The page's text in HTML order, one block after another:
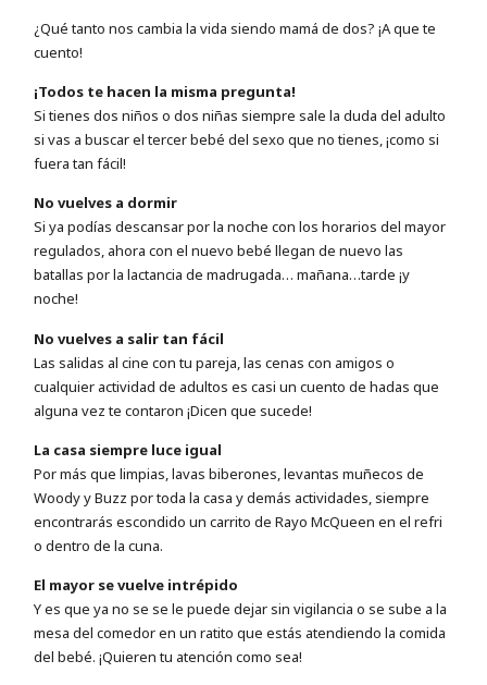
¿Qué tanto nos cambia la vida siendo mamá de dos? ¡A que te
cuento!
¡Todos te hacen la misma pregunta!
Si tienes dos niños o dos niñas siempre sale la duda del adulto
si vas a buscar el tercer bebé del sexo que no tienes, ¡como si
fuera tan fácil!
No vuelves a dormir
Si ya podías descansar por la noche con los horarios del mayor
regulados, ahora con el nuevo bebé llegan de nuevo las
batallas por la lactancia de madrugada… mañana…tarde ¡y
noche!
No vuelves a salir tan fácil
Las salidas al cine con tu pareja, las cenas con amigos o
cualquier actividad de adultos es casi un cuento de hadas que
alguna vez te contaron ¡Dicen que sucede!
La casa siempre luce igual
Por más que limpias, lavas biberones, levantas muñecos de
Woody y Buzz por toda la casa y demás actividades, siempre
encontrarás escondido un carrito de Rayo McQueen en el refri
o dentro de la cuna.
El mayor se vuelve intrépido
Y es que ya no se se le puede dejar sin vigilancia o se sube a la
mesa del comedor en un ratito que estás atendiendo la comida
del bebé. ¡Quieren tu atención como sea!